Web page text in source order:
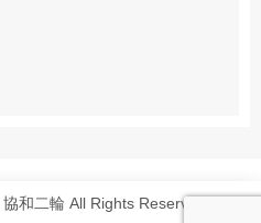
和二輪 All Rights Reserved.